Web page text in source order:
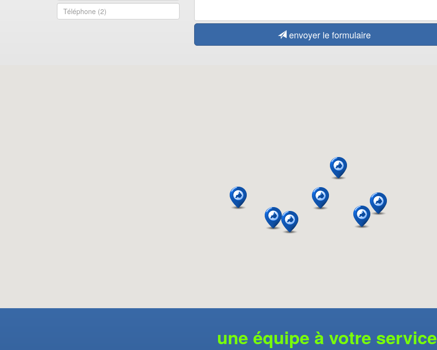
envoyer le formulaire
une équipe à votre service